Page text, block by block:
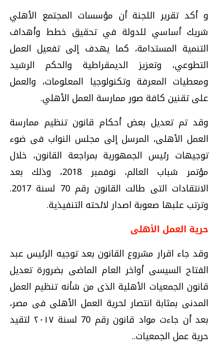
و أكد تقرير اللجنة أن مؤسسات المجتمع الأهلي
شريك أساسي للدولة في تحقيق خطط وأهداف
التنمية المستدامة، كما يهدف إلى تفعيل العمل
التطوعي، وتعزيز الديمقراطية والحكم الرشيد
ومعطيات المعرفة وتكنولوجيا المعلومات، والعمل
على تقنين كافة صور ممارسة العمل الأهلي.
وقد تم تعديل بعض أحكام قانون تنظيم ممارسة
العمل الأهلى، المرسل إلى مجلس النواب فى ضوء
توجيهات رئيس الجمهورية بمراجعة القانون، خلال
مؤتمر شباب العالم، نوفمبر 2018، وذلك بعد
الانتقادات التى طالت القانون رقم 70 لسنة 2017.
وترتب علبها صعوبة اصدار لائحته التنفيذية.
حرية العمل الأهلى
وقد جاء اقرار مشروع القانون بعد توجيه الرئيس عبد
الفتاح السيسى أواخر العام الماضى بضرورة تعديل
قانون الجمعيات الأهلية الذى من شأنه تنظيم العمل
المدنى بمثابة انتصار لحرية العمل الأهلى فى مصر،
بعد أن جاءت مواد قانون رقم 70 لسنة ٢٠١٧ لتقيد
حرية عمل الجمعيات..